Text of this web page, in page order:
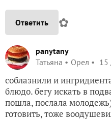
Ответить ✿
panytany
Татьяна
Орел 15
соблазнили и
блюдо. бегу искать в
пошла, послала
готовить, тоже